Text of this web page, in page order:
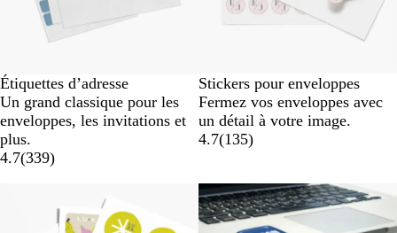
Étiquettes d’adresse
Un grand classique pour les
enveloppes, les invitations et
plus.
4.7(339)
Stickers pour enveloppes
Fermez vos enveloppes avec
un détail à votre image.
4.7(135)
Nouvelles options